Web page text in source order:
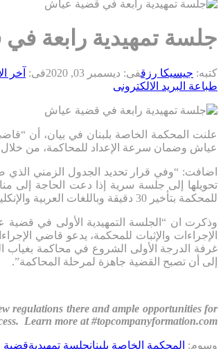
جلسة تمهيدية رابعة
كتبه: جيسيكا رزقفى: ديسمبر 03, 2020 فى: آخر
طباعة البريد الالكترونى
عياش وضمان سرعة الإعداد للمحاكمة، من خلال
اضافت: “وفي قرار تحديد الجدول الزمني الذي
تحويلها إلى جلسة سرية إذا دعت الحاجة إلى
للمحكمة بتأخير 30 دقيقة وباللغات العربية والإنكليزية والفرنسية”.
الإجراءات والإثبات للمحكمة، يدعو قاضي
غرفة الدرجة الأولى الشروع في محاكمة بغياب
إلى أن تصبح القضية جاهزة لمرحلة المحاكمة”.
regulations there and ample opportunities for
Learn more at #topcompanyformation.com
وسوم: المحكمة الخاصة بلبنانجلسة تمهيدية